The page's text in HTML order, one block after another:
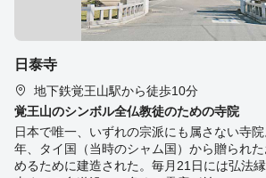
日泰寺
地下鉄覚王山駅から徒歩10分
覚王山のシンボル全仏教徒のための寺院
日本で唯一、いずれの宗派にも属さない寺院
年、タイ国（当時のシャム国）から贈られ
めるために建造された。毎月21日には弘法